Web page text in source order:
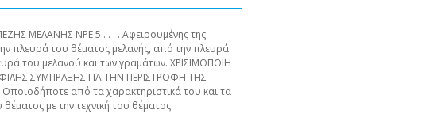
ΜΕΛΑΝΗΣ NPE 5 . . . . Αφειρουμένης της
πλευρά του θέματος μελανής, από την πλευρά
του μελανού και των γραμάτων. ΧΡΙΣΙΜΟΠΟΙΗ
ΣΥΜΠΡΑΞΗΣ ΓΙΑ ΤΗΝ ΠΕΡΙΣΤΡΟΦΗ ΤΗΣ
από τα χαρακτηριστικά του και τα
με την τεχνική του θέματος.